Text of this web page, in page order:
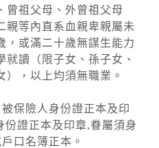
曾祖父母、外曾祖父母
親等內直系血親卑親屬未
，或滿二十歲無謀生能力
就讀（限子女、孫子女、
），以上均須無職業。
保險人身份證正本及印
份證正本及印章,眷屬須身
口名簿正本。